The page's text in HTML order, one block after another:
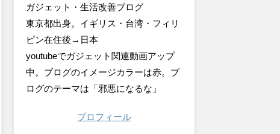
ガジェット・生活改善ブログ
東京都出身。イギリス・台湾・フィリ
ピン在住後→日本
youtubeでガジェット関連動画アップ
中。ブログのイメージカラーは赤。ブ
ログのテーマは「邪悪になるな」
プロフィール